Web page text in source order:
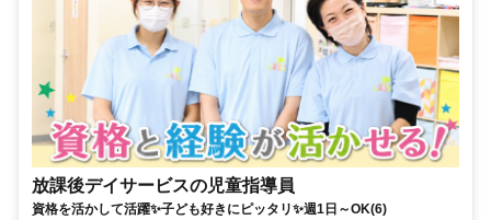
放課後デイサービスの児童指導員
資格を活かして活躍✨子ども好きにピッタリ✨週1日～OK(6)